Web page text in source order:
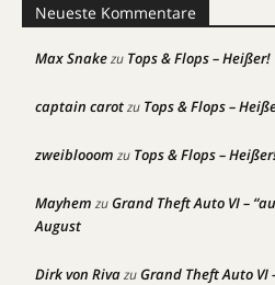
Neueste Kommentare
Max Snakezu Tops & Flops – Heißer!
captain carotzu Tops & Flops –
zweiblooom zu Tops & Flops –
Mayhem zuGrand Theft Auto VI –
August
Dirk von RivazuGrand Theft Auto VI